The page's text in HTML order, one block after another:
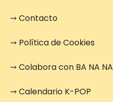
➙Contacto
➙ Política de Cookies
➙Colabora con BA NA NA
➙Calendario K-POP